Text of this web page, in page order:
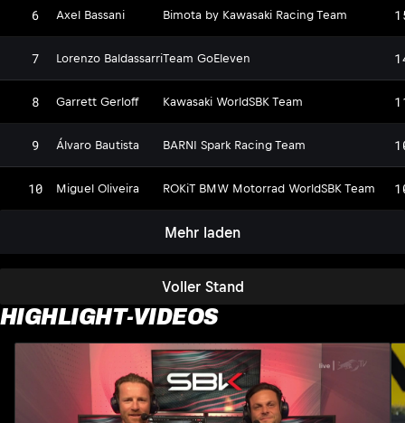
Voller Stand
6 Axel Bassani Bimota by Kawasaki Racing Team
7 Lorenzo BaldassarriTeam GoEleven
8 Garrett Gerloff Kawasaki WorldSBK Team
9 Álvaro Bautista BARNI Spark Racing Team
10 Miguel Oliveira ROKiT BMW Motorrad WorldSBK Team
Mehr laden
HIGHLIGHT-VIDEOS